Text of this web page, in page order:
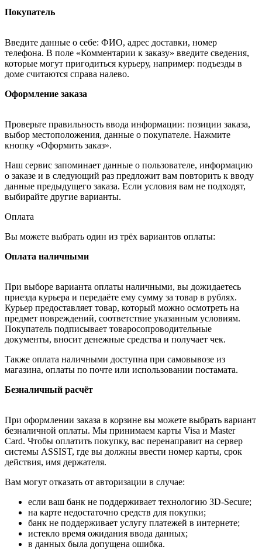
Покупатель
Введите данные о себе: ФИО, адрес доставки, номер
телефона. В поле «Комментарии к заказу» введите сведения,
которые могут пригодиться курьеру, например: подъезды в
доме считаются справа налево.
Оформление заказа
Проверьте правильность ввода информации: позиции заказа,
выбор местоположения, данные о покупателе. Нажмите
кнопку «Оформить заказ».
Наш сервис запоминает данные о пользователе, информацию
о заказе и в следующий раз предложит вам повторить к вводу
данные предыдущего заказа. Если условия вам не подходят,
выбирайте другие варианты.
Оплата
Вы можете выбрать один из трёх вариантов оплаты:
Оплата наличными
При выборе варианта оплаты наличными, вы дожидаетесь
приезда курьера и передаёте ему сумму за товар в рублях.
Курьер предоставляет товар, который можно осмотреть на
предмет повреждений, соответствие указанным условиям.
Покупатель подписывает товаросопроводительные
документы, вносит денежные средства и получает чек.
Также оплата наличными доступна при самовывозе из
магазина, оплаты по почте или использовании постамата.
Безналичный расчёт
При оформлении заказа в корзине вы можете выбрать вариант
безналичной оплаты. Мы принимаем карты Visa и Master
Card. Чтобы оплатить покупку, вас перенаправит на сервер
системы ASSIST, где вы должны ввести номер карты, срок
действия, имя держателя.
Вам могут отказать от авторизации в случае:
если ваш банк не поддерживает технологию 3D-Secure;
на карте недостаточно средств для покупки;
банк не поддерживает услугу платежей в интернете;
истекло время ожидания ввода данных;
в данных была допущена ошибка.